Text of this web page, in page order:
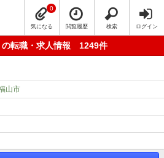
気になる
0
閲覧履歴 検索 ログイン
の転職・求人情報 1249件
山市